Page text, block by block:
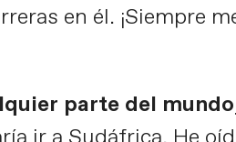
en él. ¡Siempre
parte del